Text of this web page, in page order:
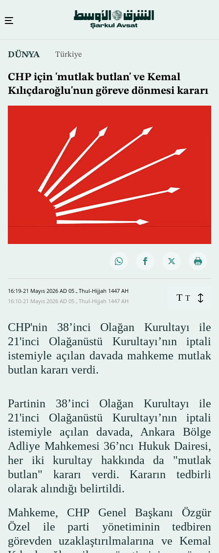
içeriğe
atla
DÜNYA Türkiye
CHP için 'mutlak butlan' ve Kemal
Kılıçdaroğlu'nun göreve dönmesi kararı
16:19-21 Mayıs 2026 AD ـ 05 Thul-Hijjah 1447 AH
16:10-21 Mayıs 2026 AD ـ 05 Thul-Hijjah 1447 AH
T T
CHP'nin 38’inci Olağan Kurultayı ile
21'inci Olağanüstü Kurultayı’nın iptali
istemiyle açılan davada mahkeme mutlak
butlan kararı verdi.
Partinin 38’inci Olağan Kurultayı ile
21'inci Olağanüstü Kurultayı’nın iptali
istemiyle açılan davada, Ankara Bölge
Adliye Mahkemesi 36’ncı Hukuk Dairesi,
her iki kurultay hakkında da "mutlak
butlan" kararı verdi. Kararın tedbirli
olarak alındığı belirtildi.
Mahkeme, CHP Genel Başkanı Özgür
Özel ile parti yönetiminin tedbiren
görevden uzaklaştırılmalarına ve Kemal